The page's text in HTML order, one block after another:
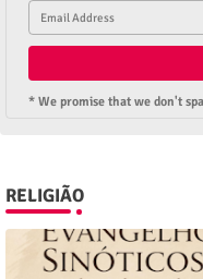
* We promise that we don't
RELIGIÃO